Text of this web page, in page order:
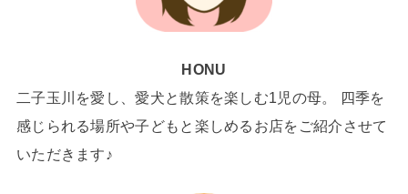
HONU
二子玉川を愛し、愛犬と散策を楽しむ1児の母。 四季を
感じられる場所や子どもと楽しめるお店をご紹介させて
いただきます♪